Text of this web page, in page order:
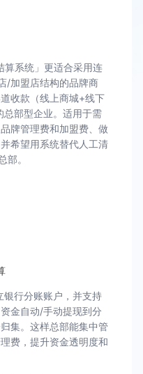
算系统」更适合采用连
/加盟店结构的品牌商
收款（线上商城+线下
部型企业。适用于需
牌管理费和加盟费、做
希望用系统替代人工清
部。
银行分账账户，并支持
金自动/手动提现到分
集。这样总部能集中管
费，提升资金透明度和